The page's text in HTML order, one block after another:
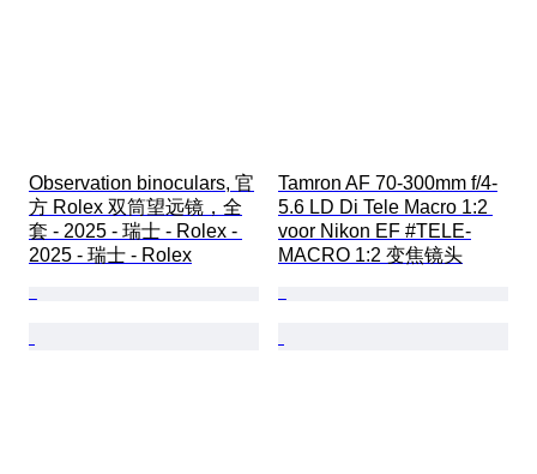
Observation binoculars, 官
方 Rolex 双筒望远镜，全
套 - 2025 - 瑞士 - Rolex -
2025 - 瑞士 - Rolex
Tamron AF 70-300mm f/4-
5.6 LD Di Tele Macro 1:2
voor Nikon EF #TELE-
MACRO 1:2 变焦镜头